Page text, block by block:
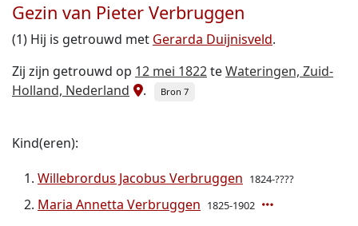
Gezin van Pieter Verbruggen
(1) Hij is getrouwd met Gerarda Duijnisveld.
Zij zijn getrouwd op 12 mei 1822teWateringen, Zuid-
Holland, Nederland
. Bron 7
Kind(eren):
Willebrordus Jacobus Verbruggen 1824-????
Maria Annetta Verbruggen 1825-1902